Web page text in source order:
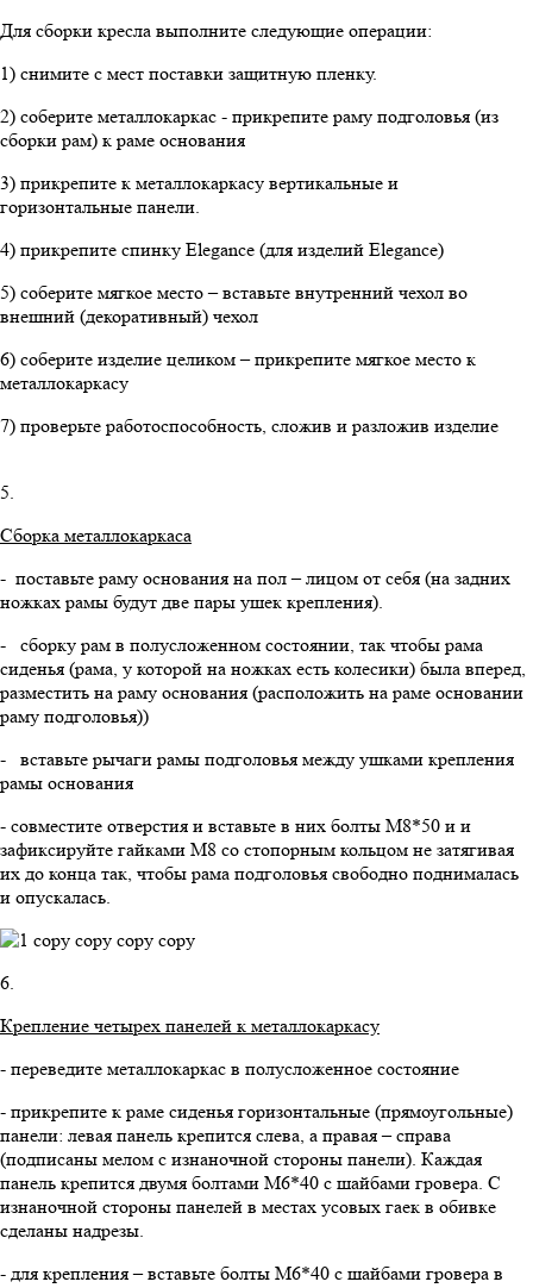
Для сборки кресла выполните следующие операции:
1) снимите с мест поставки защитную пленку.
2) соберите металлокаркас - прикрепите раму подголовья (из
сборки рам) к раме основания
3) прикрепите к металлокаркасу вертикальные и
горизонтальные панели.
4) прикрепите спинку Elegance (для изделий Elegance)
5) соберите мягкое место – вставьте внутренний чехол во
внешний (декоративный) чехол
6) соберите изделие целиком – прикрепите мягкое место к
металлокаркасу
7) проверьте работоспособность, сложив и разложив изделие
5.
Сборка металлокаркаса
- поставьте раму основания на пол – лицом от себя (на задних
ножках рамы будут две пары ушек крепления).
- сборку рам в полусложенном состоянии, так чтобы рама
сиденья (рама, у которой на ножках есть колесики) была вперед,
разместить на раму основания (расположить на раме основании
раму подголовья))
- вставьте рычаги рамы подголовья между ушками крепления
рамы основания
- совместите отверстия и вставьте в них болты М8*50 и и
зафиксируйте гайками М8 со стопорным кольцом не затягивая
их до конца так, чтобы рама подголовья свободно поднималась
и опускалась.
6.
Крепление четырех панелей к металлокаркасу
- переведите металлокаркас в полусложенное состояние
- прикрепите к раме сиденья горизонтальные (прямоугольные)
панели: левая панель крепится слева, а правая – справа
(подписаны мелом с изнаночной стороны панели). Каждая
панель крепится двумя болтами М6*40 с шайбами гровера. С
изнаночной стороны панелей в местах усовых гаек в обивке
сделаны надрезы.
- для крепления – вставьте болты М6*40 с шайбами гровера в